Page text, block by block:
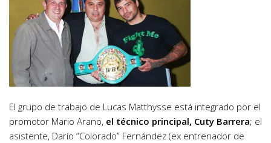
El grupo de trabajo de Lucas Matthysse está integrado por el
promotor Mario Arano, el técnico principal, Cuty Barrera; el
asistente, Darío “Colorado” Fernández (ex entrenador de